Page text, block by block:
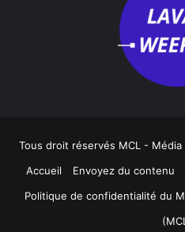
Tous droit réservés MCL -
Accueil
Envoyez du contenu
Politique de confidentialité du